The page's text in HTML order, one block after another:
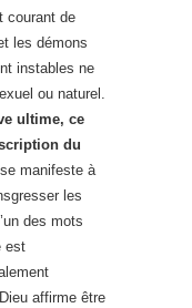
courant de
les démons
instables ne
ou naturel.
ultime, ce
du
manifeste à
les
des mots
est
affirme être